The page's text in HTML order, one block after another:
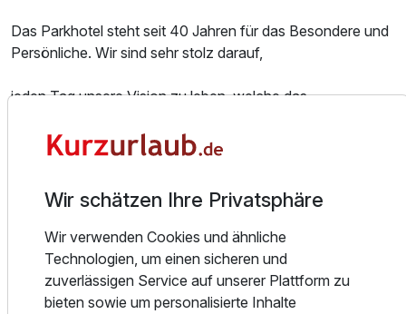
2 Erwachsene
Das Parkhotel steht seit 40 Jahren für das Besondere und
Persönliche. Wir sind sehr stolz darauf,
jeden Tag unsere Vision zu leben, welche das
Mitarbeiter in den Mittelpunkt unseres Wirkens stellt.
Ausgezeichnete Gastgeber, die täglich ihre
beweisen, 103 individuelle Zimmer und Suiten, erstklassige
Restaurants & Bars, handgemachte Tagungen und Feste
sowie ein zauberhafter Privatgarten erwarten Sie.
Ihre persönliche Wohlfühlsphäre.
Wir schätzen Ihre Privatsphäre
Wir verwenden Cookies und ähnliche
Technologien, um einen sicheren und
zuverlässigen Service auf unserer Plattform zu
bieten sowie um personalisierte Inhalte